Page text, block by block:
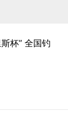
杯” 全国钓